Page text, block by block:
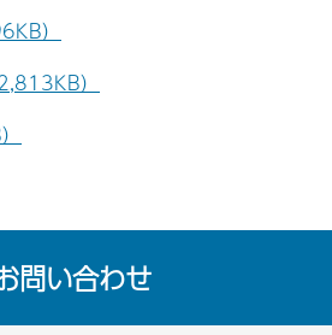
）
）
問い合わせ